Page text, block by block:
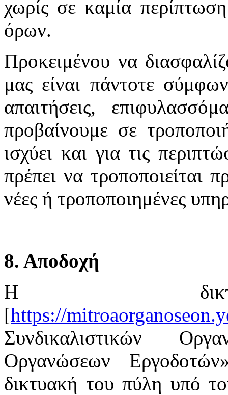
χωρίς σε καμία
όρων.
Προκειμένου να
μας είναι πάντοτε
απαιτήσεις,
προβαίνουμε σε
ισχύει και για τις
πρέπει να τροποποιείται
νέες ή τροποποιημένες
8. Αποδοχή
Η
[https://
Συνδικαλιστικών
Οργανώσεων
δικτυακή του πύλη υπό